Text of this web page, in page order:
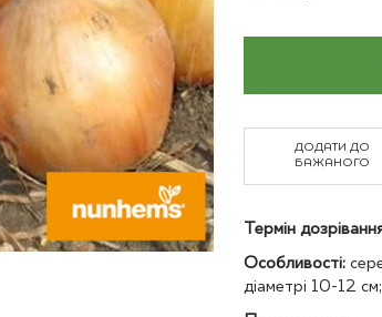
ДОДАТИ ДО
БАЖАНОГО
Термін
Особливості:
діаметрі 10-12 см;